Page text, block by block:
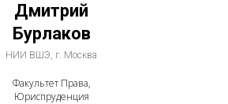
Дмитрий
Бурлаков
НИИ ВШЭ, г. Москва
Факультет Права,
Юриспруденция